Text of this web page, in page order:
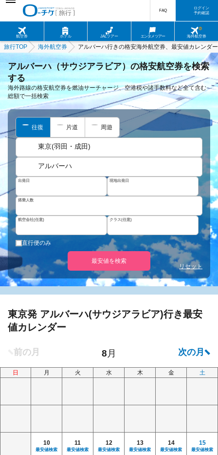
航空券 ホテル JALツアー エンタメツアー 海外航空券
FAQ
ログイン
予約確認
旅行TOP 海外航空券 アルバーハ行きの格安海外航空券、最安値カレンダー
アルバーハ（サウジアラビア）の格安航空券を検索
する
海外路線の格安航空券を燃油サーチャージ、空港税や諸手数料など全て含む
総額で一括検索
往復 片道 周遊
東京(羽田・成田)
アルバーハ
出発日 現地出発日
搭乗人数
航空会社(任意) クラス(任意)
直行便のみ
最安値を検索
リセット
東京発 アルバーハ(サウジアラビア)行き最安
値カレンダー
日 月 火 水 木 金 土
10
最安値検索
11
最安値検索
12
最安値検索
13
最安値検索
14
最安値検索
15
最安値検索